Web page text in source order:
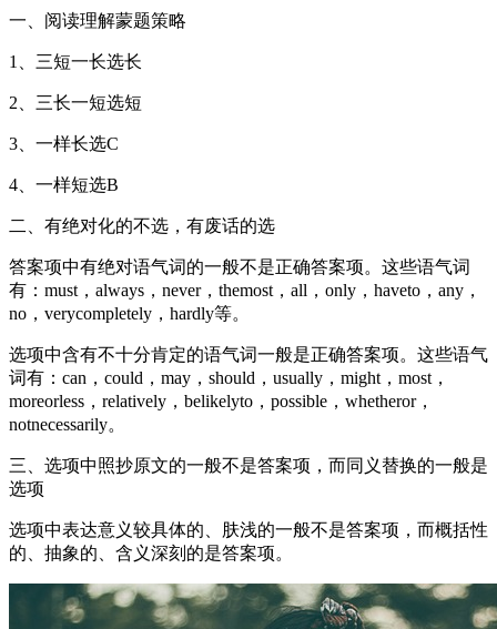
一、阅读理解蒙题策略
1、三短一长选长
2、三长一短选短
3、一样长选C
4、一样短选B
二、有绝对化的不选，有废话的选
答案项中有绝对语气词的一般不是正确答案项。这些语气词
有：must，always，never，themost，all，only，haveto，any，
no，verycompletely，hardly等。
选项中含有不十分肯定的语气词一般是正确答案项。这些语气
词有：can，could，may，should，usually，might，most，
moreorless，relatively，belikelyto，possible，whetheror，
notnecessarily。
三、选项中照抄原文的一般不是答案项，而同义替换的一般是
选项
选项中表达意义较具体的、肤浅的一般不是答案项，而概括性
的、抽象的、含义深刻的是答案项。